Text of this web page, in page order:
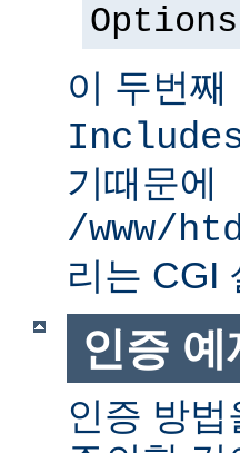
이 두번째
기때문에
/www/
리는 CGI
인증 예
인증 방